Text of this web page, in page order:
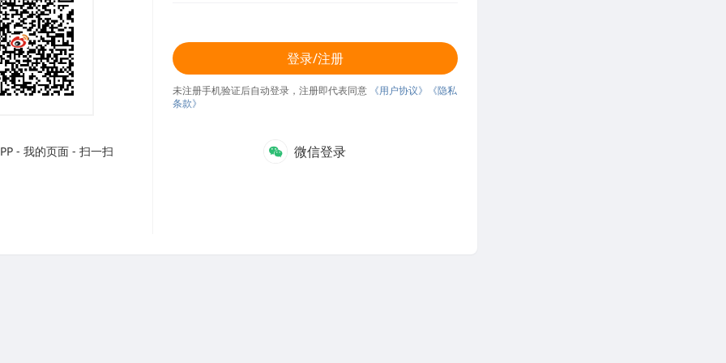
- 我的页面 - 扫一扫
登录/注册
未注册手机验证后自动登录，注册即代表同意 《用户协议》
《隐私
条款》
微信登录